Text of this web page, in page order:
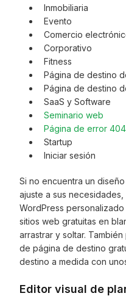
Inmobiliaria
Evento
Comercio
Corporativo
Fitness
Página de destino
Página de destino
SaaS y Software
Seminario web
Página de error 404
Startup
Iniciar sesión
Si no encuentra un
ajuste a sus
WordPress
sitios web gratuitas en
arrastrar y soltar.
de página de destino
destino a medida con
Editor visual de